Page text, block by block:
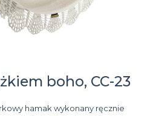
boho, CC-23
hamak wykonany ręcznie